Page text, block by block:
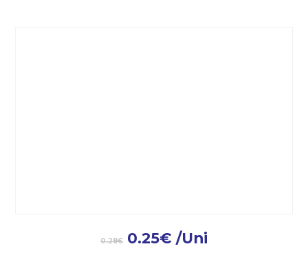
0.28€ 0.25€ /Uni